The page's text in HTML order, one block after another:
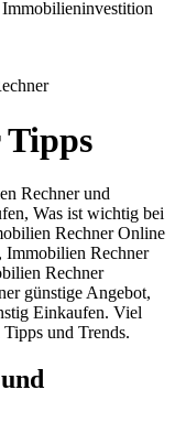
Rechner und
Was ist wichtig bei
Rechner Online
Immobilien Rechner
Rechner
günstige Angebot,
Einkaufen. Viel
und Trends.